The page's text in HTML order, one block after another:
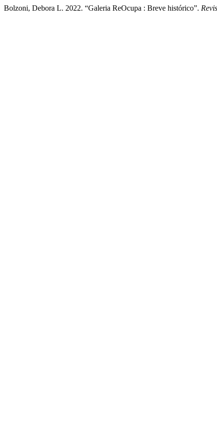
Bolzoni, Debora L. 2022. “Galeria ReOcupa : Breve histórico”.